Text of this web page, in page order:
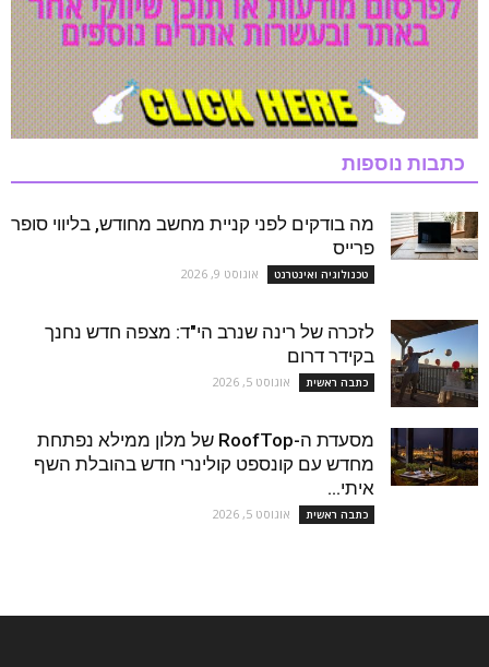
כתבות נוספות
מה בודקים לפני קניית מחשב מחודש, בליווי סופר
פרייס
טכנולוגיה ואינטרנט אוגוסט 9, 2026
לזכרה של רינה שנרב הי"ד: מצפה חדש נחנך
בקידר דרום
כתבה ראשית אוגוסט 5, 2026
מסעדת ה-RoofTop של מלון ממילא נפתחת
מחדש עם קונספט קולינרי חדש בהובלת השף
איתי...
כתבה ראשית אוגוסט 5, 2026